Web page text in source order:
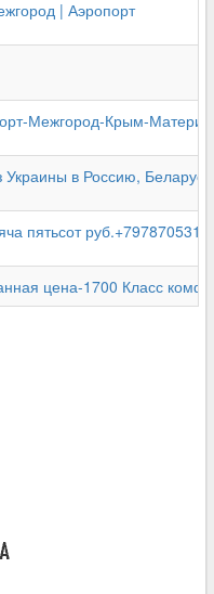
| Аэропорт
Межгород-Крым-Материк
в Россию, Беларусь
пятьсот
цена-1700 Класс